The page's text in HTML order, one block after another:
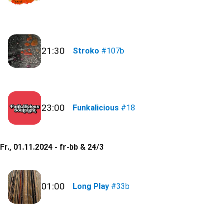
21:30 Stroko #107b
23:00 Funkalicious #18
Fr., 01.11.2024 - fr-bb & 24/3
01:00 Long Play #33b